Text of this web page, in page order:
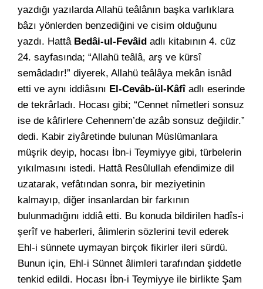
yazdığı yazılarda Allahü teâlânın başka varlıklara
bâzı yönlerden benzediğini ve cisim olduğunu
yazdı. Hattâ Bedâi-ul-Fevâid adlı kitabının 4. cüz
24. sayfasında; “Allahü teâlâ, arş ve kürsî
semâdadır!” diyerek, Allahü teâlâya mekân isnâd
etti ve aynı iddiâsını El-Cevâb-ül-Kâfîadlı eserinde
de tekrârladı. Hocası gibi; “Cennet nîmetleri sonsuz
ise de kâfirlere Cehennem’de azâb sonsuz değildir.”
dedi. Kabir ziyâretinde bulunan Müslümanlara
müşrik deyip, hocası İbn-i Teymiyye gibi, türbelerin
yıkılmasını istedi. Hattâ Resûlullah efendimize dil
uzatarak, vefâtından sonra, bir meziyetinin
kalmayıp, diğer insanlardan bir farkının
bulunmadığını iddiâ etti. Bu konuda bildirilen hadîs-i
şerîf ve haberleri, âlimlerin sözlerini tevil ederek
Ehl-i sünnete uymayan birçok fikirler ileri sürdü.
Bunun için, Ehl-i Sünnet âlimleri tarafından şiddetle
tenkid edildi. Hocası İbn-i Teymiyye ile birlikte Şam